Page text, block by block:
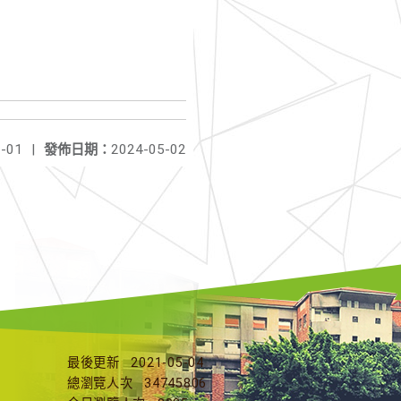
發佈日期： 2024-05-02
01 |
最後更新
2021-05-04
總瀏覽人次
34745806